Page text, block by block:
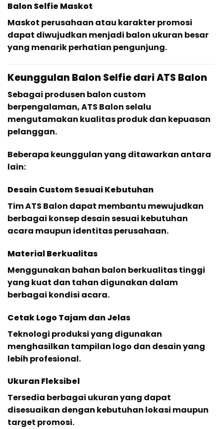
Balon Selfie Maskot
Maskot perusahaan atau karakter promosi
dapat diwujudkan menjadi balon ukuran besar
yang menarik perhatian pengunjung.
Keunggulan Balon Selfie dari ATS Balon
Sebagai produsen balon custom
berpengalaman, ATS Balon selalu
mengutamakan kualitas produk dan kepuasan
pelanggan.
Beberapa keunggulan yang ditawarkan antara
lain:
Desain Custom Sesuai Kebutuhan
Tim ATS Balon dapat membantu mewujudkan
berbagai konsep desain sesuai kebutuhan
acara maupun identitas perusahaan.
Material Berkualitas
Menggunakan bahan balon berkualitas tinggi
yang kuat dan tahan digunakan dalam
berbagai kondisi acara.
Cetak Logo Tajam dan Jelas
Teknologi produksi yang digunakan
menghasilkan tampilan logo dan desain yang
lebih profesional.
Ukuran Fleksibel
Tersedia berbagai ukuran yang dapat
disesuaikan dengan kebutuhan lokasi maupun
target promosi.